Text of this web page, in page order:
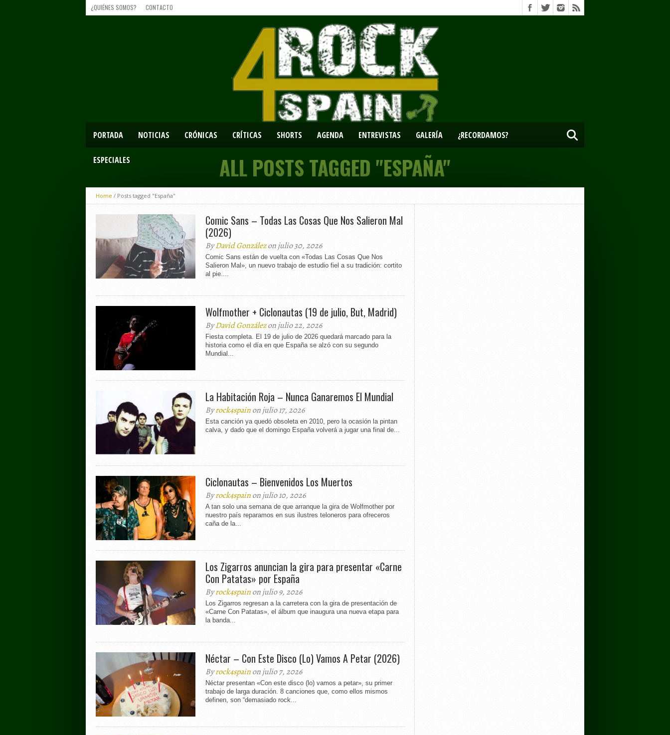
¿QUIÉNES SOMOS? CONTACTO
PORTADA NOTICIAS CRÓNICAS CRÍTICAS SHORTS AGENDA ENTREVISTAS GALERÍA ¿RECORDAMOS?
ESPECIALES ALL POSTS TAGGED "ESPAÑA"
Home / Posts tagged "España"
Comic Sans – Todas Las Cosas Que Nos Salieron Mal
(2026)
ByDavid Gonzálezon julio 30, 2026
Comic Sans están de vuelta con «Todas Las Cosas Que Nos
Salieron Mal», un nuevo trabajo de estudio fiel a su tradición: cortito
al pie....
Wolfmother + Ciclonautas (19 de julio, But, Madrid)
ByDavid Gonzálezon julio 22, 2026
Fiesta completa. El 19 de julio de 2026 quedará marcado para la
historia como el día en que España se alzó con su segundo
Mundial...
La Habitación Roja – Nunca Ganaremos El Mundial
Byrock4spainon julio 17, 2026
Esta canción ya quedó obsoleta en 2010, pero la ocasión la pintan
calva, y dado que el domingo España volverá a jugar una final de...
Ciclonautas – Bienvenidos Los Muertos
Byrock4spainon julio 10, 2026
A tan solo una semana de que arranque la gira de Wolfmother por
nuestro país reparamos en sus ilustres teloneros para ofreceros
caña de la...
Los Zigarros anuncian la gira para presentar «Carne
Con Patatas» por España
Byrock4spainon julio 9, 2026
Los Zigarros regresan a la carretera con la gira de presentación de
«Carne Con Patatas», el álbum que inaugura una nueva etapa para
la banda...
Néctar – Con Este Disco (Lo) Vamos A Petar (2026)
Byrock4spainon julio 7, 2026
Néctar presentan «Con este disco (lo) vamos a petar», su primer
trabajo de larga duración. 8 canciones que, como ellos mismos
definen, son “demasiado rock...